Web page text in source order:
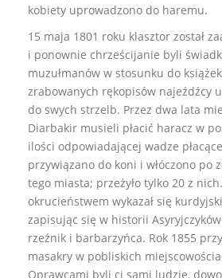
kobiety uprowadzono do haremu.
15 maja 1801 roku klasztor został
i ponownie chrześcijanie byli
muzułmanów w stosunku do
zrabowanych rękopisów najeźdźcy
do swych strzelb. Przez dwa lata
Diarbakir musieli płacić haracz w
ilości odpowiadającej wadze
przywiązano do koni i włóczono po
tego miasta; przeżyło tylko 20 z
okrucieństwem wykazał się
zapisując się w historii
rzeźnik i barbarzyńca. Rok 1855
masakry w pobliskich
Oprawcami byli ci sami ludzie,